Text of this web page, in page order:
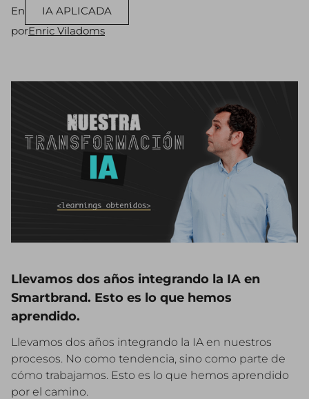
En
IA APLICADA
porEnric Viladoms
Llevamos dos años integrando la IA en
Smartbrand. Esto es lo que hemos
aprendido.
Llevamos dos años integrando la IA en nuestros
procesos. No como tendencia, sino como parte de
cómo trabajamos. Esto es lo que hemos aprendido
por el camino.